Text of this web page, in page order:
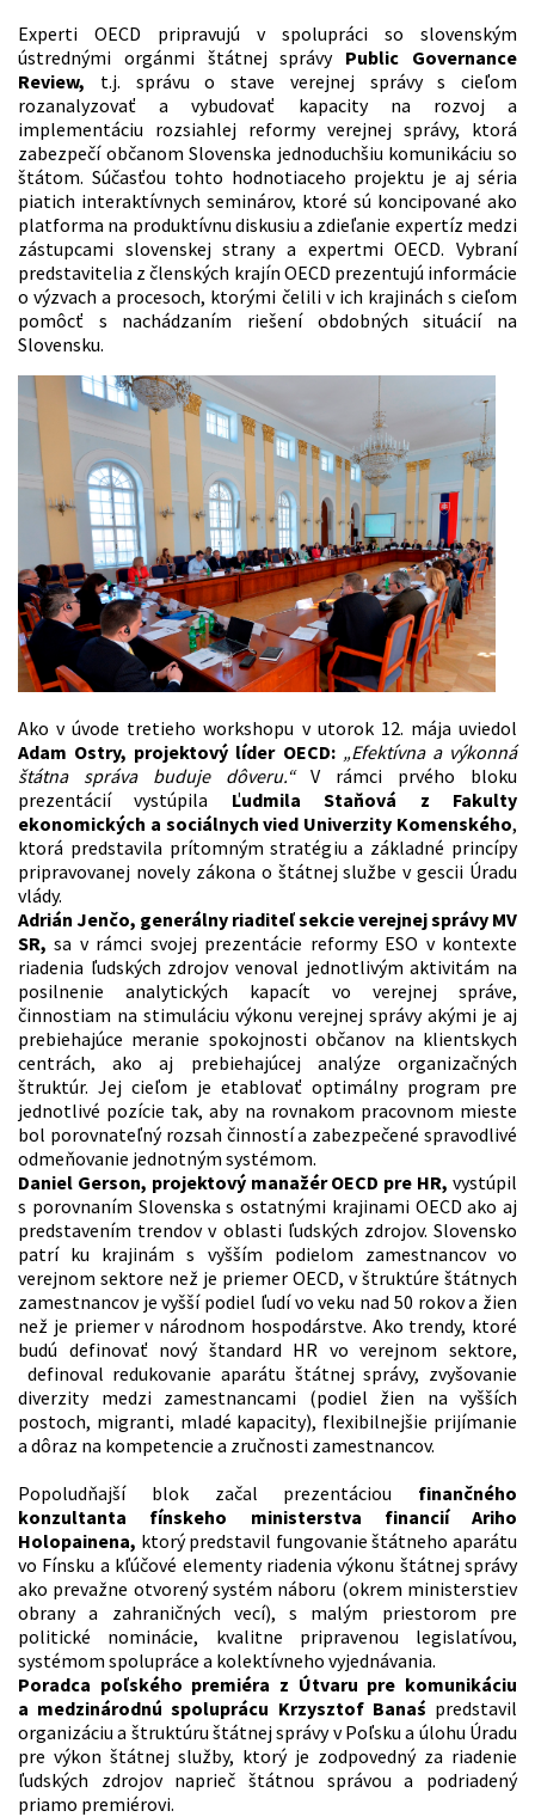
Experti OECD pripravujú v spolupráci so slovenským
ústrednými orgánmi štátnej správy Public Governance
Review, t.j. správu o stave verejnej správy s cieľom
rozanalyzovať a vybudovať kapacity na rozvoj a
implementáciu rozsiahlej reformy verejnej správy, ktorá
zabezpečí občanom Slovenska jednoduchšiu komunikáciu so
štátom. Súčasťou tohto hodnotiaceho projektu je aj séria
piatich interaktívnych seminárov, ktoré sú koncipované ako
platforma na produktívnu diskusiu a zdieľanie expertíz medzi
zástupcami slovenskej strany a expertmi OECD. Vybraní
predstavitelia z členských krajín OECD prezentujú informácie
o výzvach a procesoch, ktorými čelili v ich krajinách s cieľom
pomôcť s nachádzaním riešení obdobných situácií na
Slovensku.
Ako v úvode tretieho workshopu v utorok 12. mája uviedol
Adam Ostry, projektový líder OECD: „Efektívna a výkonná
štátna správa buduje dôveru.“ V rámci prvého bloku
prezentácií vystúpila Ľudmila Staňová z Fakulty
ekonomických a sociálnych vied Univerzity Komenského,
ktorá predstavila prítomným stratégiu a základné princípy
pripravovanej novely zákona o štátnej službe v gescii Úradu
vlády.
Adrián Jenčo, generálny riaditeľ sekcie verejnej správy MV
SR, sa v rámci svojej prezentácie reformy ESO v kontexte
riadenia ľudských zdrojov venoval jednotlivým aktivitám na
posilnenie analytických kapacít vo verejnej správe,
činnostiam na stimuláciu výkonu verejnej správy akými je aj
prebiehajúce meranie spokojnosti občanov na klientskych
centrách, ako aj prebiehajúcej analýze organizačných
štruktúr. Jej cieľom je etablovať optimálny program pre
jednotlivé pozície tak, aby na rovnakom pracovnom mieste
bol porovnateľný rozsah činností a zabezpečené spravodlivé
odmeňovanie jednotným systémom.
Daniel Gerson, projektový manažér OECD pre HR, vystúpil
s porovnaním Slovenska s ostatnými krajinami OECD ako aj
predstavením trendov v oblasti ľudských zdrojov. Slovensko
patrí ku krajinám s vyšším podielom zamestnancov vo
verejnom sektore než je priemer OECD, v štruktúre štátnych
zamestnancov je vyšší podiel ľudí vo veku nad 50 rokov a žien
než je priemer v národnom hospodárstve. Ako trendy, ktoré
budú definovať nový štandard HR vo verejnom sektore,
definoval redukovanie aparátu štátnej správy, zvyšovanie
diverzity medzi zamestnancami (podiel žien na vyšších
postoch, migranti, mladé kapacity), flexibilnejšie prijímanie
a dôraz na kompetencie a zručnosti zamestnancov.
Popoludňajší blok začal prezentáciou finančného
konzultanta fínskeho ministerstva financií Ariho
Holopainena, ktorý predstavil fungovanie štátneho aparátu
vo Fínsku a kľúčové elementy riadenia výkonu štátnej správy
ako prevažne otvorený systém náboru (okrem ministerstiev
obrany a zahraničných vecí), s malým priestorom pre
politické nominácie, kvalitne pripravenou legislatívou,
systémom spolupráce a kolektívneho vyjednávania.
Poradca poľského premiéra z Útvaru pre komunikáciu
a medzinárodnú spoluprácu Krzysztof Banaś predstavil
organizáciu a štruktúru štátnej správy v Poľsku a úlohu Úradu
pre výkon štátnej služby, ktorý je zodpovedný za riadenie
ľudských zdrojov naprieč štátnou správou a podriadený
priamo premiérovi.